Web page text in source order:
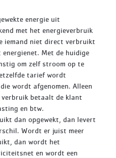
energie uit
met het energieverbruik
iemand niet direct verbruikt
Met de huidige
om zelf stroom op te
tarief wordt
wordt afgenomen. Alleen
verbruik betaalt de klant
en btw.
dan opgewekt, dan levert
Wordt er juist meer
dan wordt het
en wordt een